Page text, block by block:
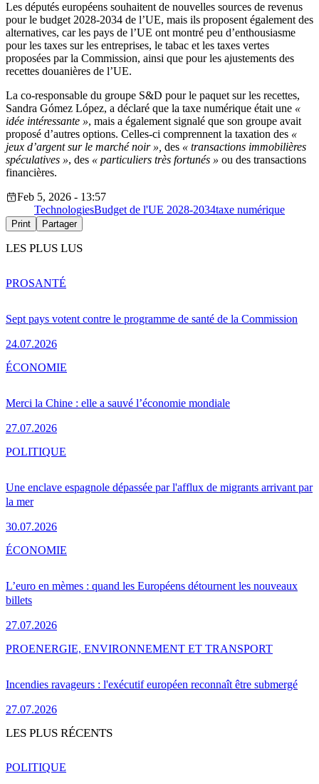
Les députés européens souhaitent de nouvelles sources de revenus
pour le budget 2028-2034 de l’UE, mais ils proposent également des
alternatives, car les pays de l’UE ont montré peu d’enthousiasme
pour les taxes sur les entreprises, le tabac et les taxes vertes
proposées par la Commission, ainsi que pour les ajustements des
recettes douanières de l’UE.
La co-responsable du groupe S&D pour le paquet sur les recettes,
Sandra Gómez López, a déclaré que la taxe numérique était une «
idée intéressante », mais a également signalé que son groupe avait
proposé d’autres options. Celles-ci comprennent la taxation des «
jeux d’argent sur le marché noir », des « transactions immobilières
spéculatives », des « particuliers très fortunés » ou des transactions
financières.
Feb 5, 2026 - 13:57
TechnologiesBudget de l'UE 2028-2034taxe numérique
Print Partager
LES PLUS LUS
Sept pays votent contre le programme de santé de la Commission
24.07.2026
PROSANTÉ
Merci la Chine : elle a sauvé l’économie mondiale
27.07.2026
ÉCONOMIE
Une enclave espagnole dépassée par l'afflux de migrants arrivant par
la mer
30.07.2026
POLITIQUE
L’euro en mèmes : quand les Européens détournent les nouveaux
billets
27.07.2026
ÉCONOMIE
Incendies ravageurs : l'exécutif européen reconnaît être submergé
27.07.2026
PROENERGIE, ENVIRONNEMENT ET TRANSPORT
LES PLUS RÉCENTS
POLITIQUE